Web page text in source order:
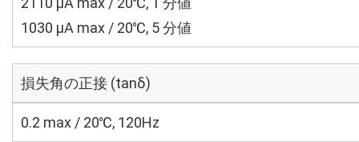
1030 μA max / 20℃, 5 分値
損失角の正接 (tanδ)
0.2 max / 20℃, 120Hz